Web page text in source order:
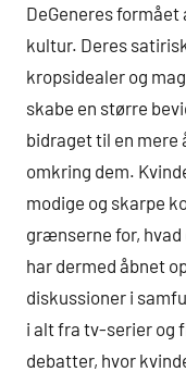
DeGeneres
kultur. Deres
kropsidealer og
skabe en større
bidraget til en mere
omkring dem.
modige og skarpe
grænserne for,
har dermed åbnet
diskussioner i
i alt fra tv-serier og
debatter, hvor